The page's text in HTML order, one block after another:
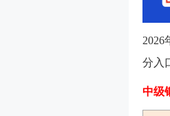
2026
分入
中级